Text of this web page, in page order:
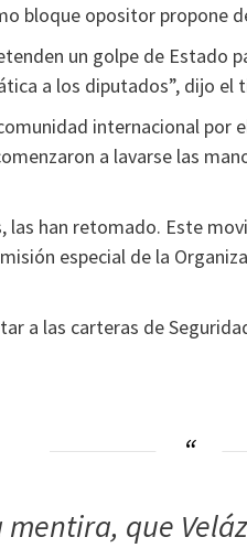
bloque opositor propone
un golpe de Estado
a los diputados”, dijo
internacional
a lavarse las
las han retomado. Este
especial de la
a las carteras de
que